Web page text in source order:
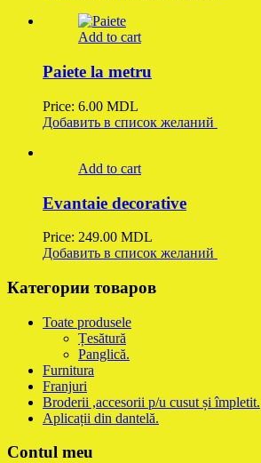
Add to cart
Paiete la metru
Price: 6.00 MDL
Добавить в список желаний
Add to cart
Evantaie decorative
Price: 249.00 MDL
Добавить в список желаний
Категории товаров
Toate produsele
Țesătură
Panglică.
Furnitura
Franjuri
Broderii ,accesorii p/u cusut și împletit.
Aplicații din dantelă.
Contul meu